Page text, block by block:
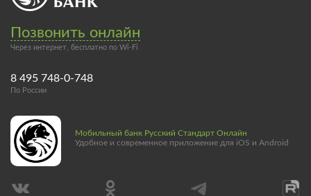
Позвонить онлайн
Через интернет, бесплатно по Wi-Fi
8 495 748-0-748
По России
Мобильный банк Русский Стандарт Онлайн
Удобное и современное приложение для iOS и Android